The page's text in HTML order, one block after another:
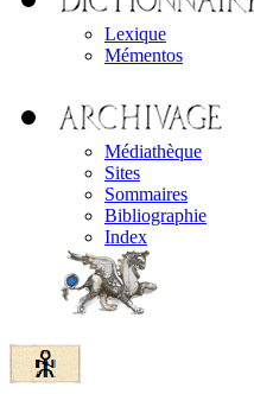
Lexique
Mémentos
Médiathèque
Sites
Sommaires
Bibliographie
Index